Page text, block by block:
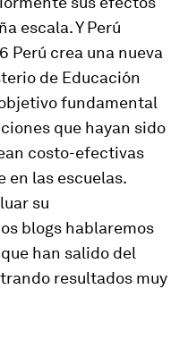
escala. Y Perú
Perú crea una nueva
de Educación
fundamental
que hayan sido
costo-efectivas
en las escuelas.
su
blogs hablaremos
han salido del
resultados muy